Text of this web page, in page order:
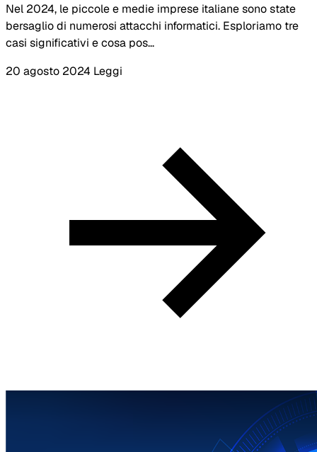
Nel 2024, le piccole e medie imprese italiane sono state
bersaglio di numerosi attacchi informatici. Esploriamo tre
casi significativi e cosa pos...
20 agosto 2024 Leggi